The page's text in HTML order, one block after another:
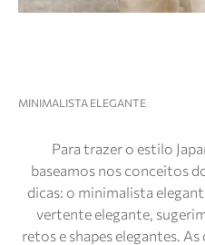
MINIMALISTA ELEGANTE
Para trazer o estilo
baseamos nos conceitos
dicas: o minimalista
vertente elegante,
retos e shapes elegantes. As